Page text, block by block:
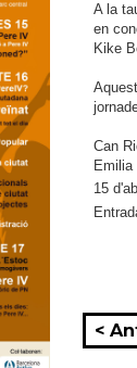
A la
en
Kike
Can
Emilia
15
<